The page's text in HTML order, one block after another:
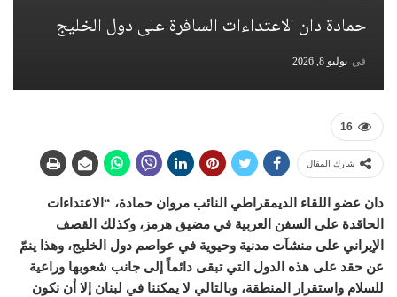
حمادة دان الاعتداءات السافرة على دول الخليج
في يوليو 8, 2026
16
شارك المقال
دان عضو اللقاء الديمقراطي النائب مروان حمادة، “الاعتداءات
الحاقدة على السفن العربية في مضيق هرمز، وكذلك القصف
الإيراني على منشآت مدنية وحيوية في عواصم دول الخليج، وهذا ينمّ
عن حقد على هذه الدول التي تبقى دائماً إلى جانب شعوبها وراعية
للسلام واستقرار المنطقة، وبالتالي لا يمكننا في لبنان إلا أن نكون